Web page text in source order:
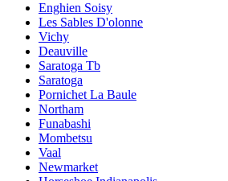
Enghien Soisy
Les Sables D'olonne
Vichy
Deauville
Saratoga Tb
Saratoga
Pornichet La Baule
Northam
Funabashi
Mombetsu
Vaal
Newmarket